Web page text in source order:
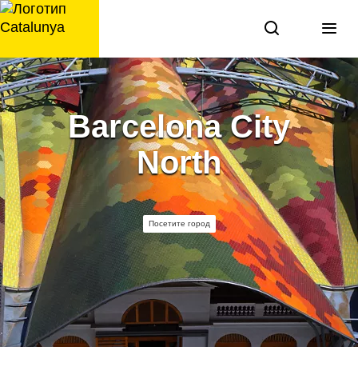
перейти
к
Barcelona City
North
Посетите город